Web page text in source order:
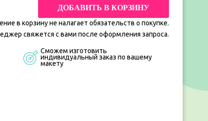
ДОБАВИТЬ В КОРЗИНУ
в корзину не налагает обязательств о покупке.
свяжется с вами после оформления запроса.
Сможем изготовить
индивидуальный заказ по вашему
макету